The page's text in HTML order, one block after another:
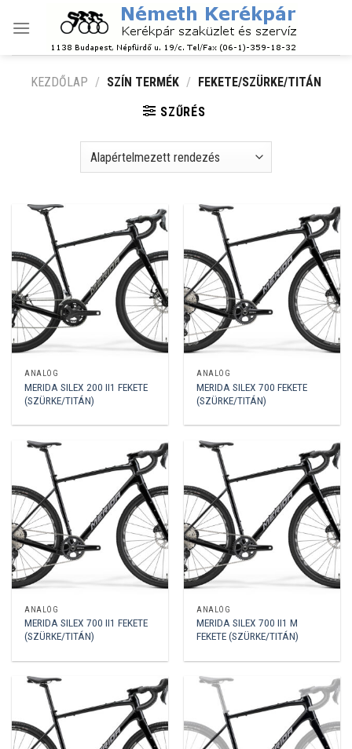
KEZDŐLAP / SZÍN TERMÉK / FEKETE/SZÜRKE/TITÁN
SZŰRÉS
ANALÓG
MERIDA SILEX 200 II1 FEKETE
(SZÜRKE/TITÁN)
ANALÓG
MERIDA SILEX 700 FEKETE
(SZÜRKE/TITÁN)
ANALÓG
MERIDA SILEX 700 II1 FEKETE
(SZÜRKE/TITÁN)
ANALÓG
MERIDA SILEX 700 II1 M
FEKETE (SZÜRKE/TITÁN)